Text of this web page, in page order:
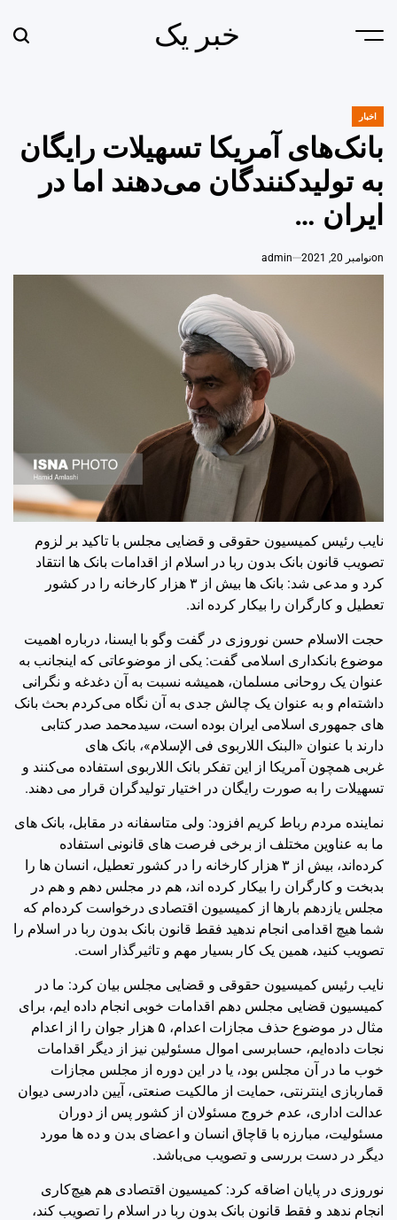
Menu خبر یک
POSTED
اخبار
بانک‌های آمریکا تسهیلات رایگان
به تولیدکنندگان می‌دهند اما در
ایران …
onنوامبر 20, 2021 admin
نایب رئیس کمیسیون حقوقی و قضایی مجلس با تاکید بر لزوم
تصویب قانون بانک بدون ربا در اسلام از اقدامات بانک ها انتقاد
کرد و مدعی شد: بانک ها بیش از ۳ هزار کارخانه را در کشور
تعطیل و کارگران را بیکار کرده اند.
حجت الاسلام حسن‌ نوروزی در گفت وگو با ایسنا، درباره اهمیت
موضوع بانکداری اسلامی گفت: یکی از موضوعاتی که اینجانب به
عنوان یک روحانی مسلمان، همیشه نسبت به آن دغدغه و نگرانی
داشته‌ام و به عنوان یک چالش جدی به آن نگاه می‌کردم بحث بانک
های جمهوری اسلامی ایران بوده است، سیدمحمد صدر کتابی
دارند با عنوان «البنک اللاربوی فی الإسلام»، بانک های
غربی همچون آمریکا از این تفکر بانک اللاربوی استفاده می‌کنند و
تسهیلات را به صورت رایگان در اختیار تولیدگران قرار می دهند.
نماینده مردم رباط کریم افزود: ولی متاسفانه در مقابل، بانک های
ما به عناوین مختلف از برخی فرصت های قانونی استفاده
کرده‌اند، بیش از ۳ هزار کارخانه را در کشور تعطیل، انسان ها را
بدبخت و کارگران را بیکار کرده اند، هم در مجلس دهم و هم در
مجلس یازدهم بارها از کمیسیون اقتصادی درخواست کرده‌ام که
شما هیچ اقدامی انجام ندهید فقط قانون بانک بدون ربا در اسلام را
تصویب کنید، همین یک کار بسیار مهم و تاثیرگذار است.
نایب رئیس کمیسیون حقوقی و قضایی مجلس بیان کرد: ما در
کمیسیون قضایی مجلس دهم اقدامات خوبی انجام داده ایم، برای
مثال در موضوع حذف مجازات اعدام، ۵ هزار جوان را از اعدام
نجات داده‌ایم، حسابرسی اموال مسئولین نیز از دیگر اقدامات
خوب ما در آن مجلس بود، یا در این دوره از مجلس مجازات
قماربازی اینترنتی، حمایت از مالکیت صنعتی، آیین دادرسی دیوان
عدالت اداری، عدم خروج مسئولان از کشور پس از دوران
مسئولیت، مبارزه با قاچاق انسان و اعضای بدن و ده ها مورد
دیگر در دست بررسی و تصویب می‌باشد.
نوروزی در پایان اضاقه کرد: کمیسیون اقتصادی هم هیچ‌کاری
انجام ندهد و فقط قانون بانک بدون ربا در اسلام را تصویب کند،